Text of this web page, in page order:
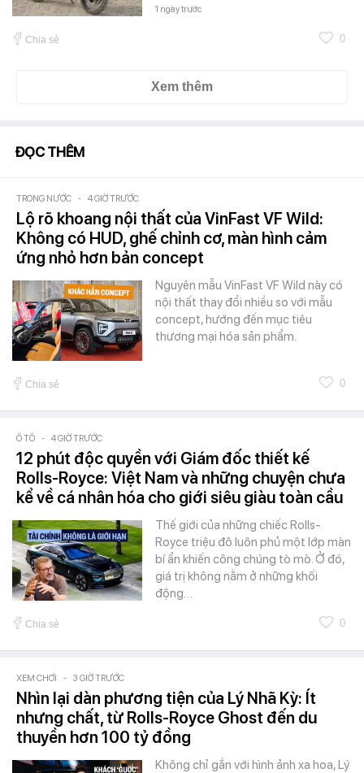
1 ngày trước
Chia sẻ 0
Xem thêm
ĐỌC THÊM
TRONG NƯỚC - 4 GIỜ TRƯỚC
Lộ rõ khoang nội thất của VinFast VF Wild:
Không có HUD, ghế chỉnh cơ, màn hình cảm
ứng nhỏ hơn bản concept
Nguyên mẫu VinFast VF Wild này có
nội thất thay đổi nhiều so với mẫu
concept, hướng đến mục tiêu
thương mại hóa sản phẩm.
Chia sẻ 0
Ô TÔ - 4 GIỜ TRƯỚC
12 phút độc quyền với Giám đốc thiết kế
Rolls-Royce: Việt Nam và những chuyện chưa
kể về cá nhân hóa cho giới siêu giàu toàn cầu
Thế giới của những chiếc Rolls-
Royce triệu đô luôn phủ một lớp màn
bí ẩn khiến công chúng tò mò. Ở đó,
giá trị không nằm ở những khối
động…
Chia sẻ 0
XEM CHƠI - 3 GIỜ TRƯỚC
Nhìn lại dàn phương tiện của Lý Nhã Kỳ: Ít
nhưng chất, từ Rolls-Royce Ghost đến du
thuyền hơn 100 tỷ đồng
Không chỉ gắn với hình ảnh xa hoa, Lý